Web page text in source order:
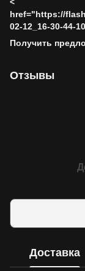
href="https://
02-12_16-30-44-
Получить
Отзывы
Доставка